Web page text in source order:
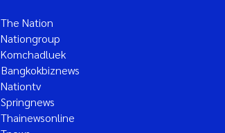
The Nation
Nationgroup
Komchadluek
Bangkokbiznews
Nationtv
Springnews
Thainewsonline